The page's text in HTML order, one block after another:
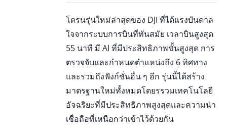
โดรนรุ่นใหม่ล่าสุดของ DJI ที่ได้แรงบันดาล
ใจจากระบบการบินที่ทันสมัย เวลาบินสูงสุด
55 นาที มี AI ที่มีประสิทธิภาพขั้นสูงสุด การ
ตรวจจับและกำหนดตำแหน่งถึง 6 ทิศทาง
และรวมถึงฟังก์ชั่นอื่น ๆ อีก รุ่นนี้ได้สร้าง
มาตรฐานใหม่ทั้งหมดโดยรรวมเทคโนโลยี
อัจฉริยะที่มีประสิทธิภาพสูงสุดและความน่า
เชื่อถือที่เหนือกว่าเข้าไว้ด้วยกัน